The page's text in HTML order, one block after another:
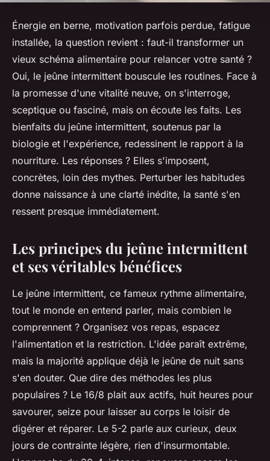
Énergie en berne, motivation parfois perdue, fatigue
installée, la question revient : faut-il transformer un
vieux schéma alimentaire pour relancer votre santé ?
Oui, le jeûne intermittent bouscule les routines. Face à
la promesse d'une vitalité neuve, on s'interroge,
sceptique ou fasciné, mais on écoute les faits. Les
bienfaits du jeûne intermittent, soutenus par la
biologie et l'expérience, redessinent le rapport à la
nourriture. Les réponses ? Elles s'imposent,
concrètes, loin des mythes. Perturber les habitudes
donne naissance à une clarté inédite, la santé s'en
ressent presque immédiatement.
Les principes du jeûne intermittent
et ses véritables bénéfices
Le jeûne intermittent, ce fameux rythme alimentaire,
tout le monde en entend parler, mais combien le
comprennent ? Organisez vos repas, espacez
l'alimentation et la restriction. L'idée paraît extrême,
mais la majorité applique déjà le jeûne de nuit sans
s'en douter. Que dire des méthodes les plus
populaires ? Le 16/8 plait aux actifs, huit heures pour
savourer, seize pour laisser au corps le loisir de
digérer et réparer. Le 5-2 parle aux curieux, deux
jours de contrainte légère, rien d'insurmontable.